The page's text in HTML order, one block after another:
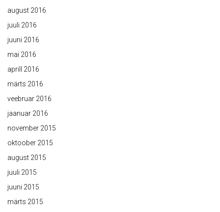
august 2016
juuli 2016
juuni 2016
mai 2016
aprill 2016
märts 2016
veebruar 2016
jaanuar 2016
november 2015
oktoober 2015
august 2015
juuli 2015
juuni 2015
märts 2015